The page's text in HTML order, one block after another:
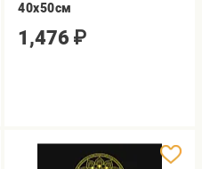
40х50см
1,476 ₽